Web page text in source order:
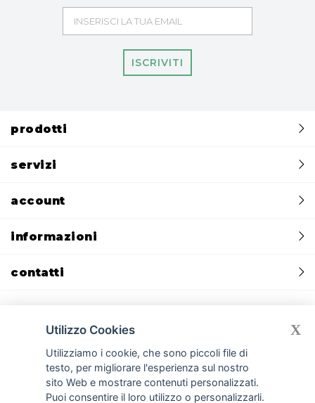
ISCRIVITI
prodotti
servizi
account
informazioni
contatti
Privacy policy Cookie policy CREDITS: Devmiup.it|Gomma siliconica
Gomma per stampi e per calchi|Gomma poliuretanica per cemento
Silicone liquido per stampi e silicone per calchi Cemento GFRC
Smooth-On
| Resine poliuretaniche | Gessi per stampi e manufatti
Utilizzo Cookies
Utilizziamo i cookie, che sono piccoli file di
testo, per migliorare l'esperienza sul nostro
sito Web e mostrare contenuti personalizzati.
Puoi consentire il loro utilizzo o personalizzarli.
X